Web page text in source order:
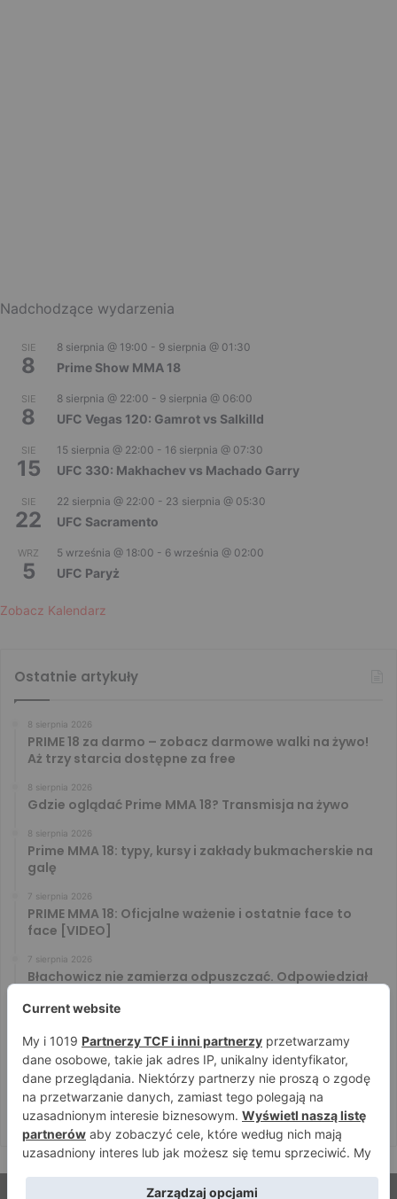
Nadchodzące wydarzenia
SIE
8
8 sierpnia @ 19:00 - 9 sierpnia @ 01:30
Prime Show MMA 18
SIE
8
8 sierpnia @ 22:00 - 9 sierpnia @ 06:00
UFC Vegas 120: Gamrot vs Salkilld
SIE
15
15 sierpnia @ 22:00 - 16 sierpnia @ 07:30
UFC 330: Makhachev vs Machado Garry
SIE
22
22 sierpnia @ 22:00 - 23 sierpnia @ 05:30
UFC Sacramento
WRZ
5
5 września @ 18:00 - 6 września @ 02:00
UFC Paryż
Zobacz Kalendarz
Ostatnie artykuły
8 sierpnia 2026
PRIME 18 za darmo – zobacz darmowe walki na żywo!
Aż trzy starcia dostępne za free
8 sierpnia 2026
Gdzie oglądać Prime MMA 18? Transmisja na żywo
8 sierpnia 2026
Prime MMA 18: typy, kursy i zakłady bukmacherskie na
galę
7 sierpnia 2026
PRIME MMA 18: Oficjalne ważenie i ostatnie face to
face [VIDEO]
7 sierpnia 2026
Błachowicz nie zamierza odpuszczać. Odpowiedział
Menedżer Gaethje zdradził plany mistrza UFC: Gdyby
zakończył karierę dzisiaj, byłbym…
7 sierpnia 2026
Vitalii Yakymenko będzie bronił pasa na XTB KSW 122!
Marcello Morelli przed kolejną wielką szansą